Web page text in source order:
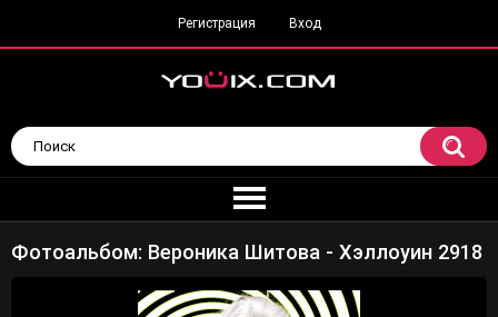
Регистрация Вход
Фотоальбом: Вероника Шитова - Хэллоуин 2918